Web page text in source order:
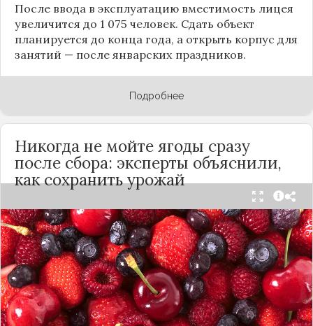
После ввода в эксплуатацию вместимость лицея
увеличится до 1 075 человек. Сдать объект
планируется до конца года, а открыть корпус для
занятий — после январских праздников.
Подробнее
Никогда не мойте ягоды сразу
после сбора: эксперты объяснили,
как сохранить урожай
Мытьё ягод сразу после сбора может обернуться
полной потерей урожая. Как отмечает канал
«Сделай сам», на поверхности плодов есть
естественный восковой налёт, который играет
роль природного барьера. Он защищает ягоды
от пересыхания, бактерий и плесени. При
смывании этого слоя плоды быстро начинают